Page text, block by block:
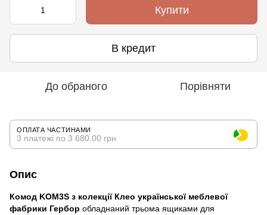
Купити
В кредит
До обраного Порівняти
ОПЛАТА ЧАСТИНАМИ
3 платежі по 3 680.00 грн
Опис
Комод KOM3S з колекції Клео української меблевої
фабрики Гербор обладнаний трьома ящиками для